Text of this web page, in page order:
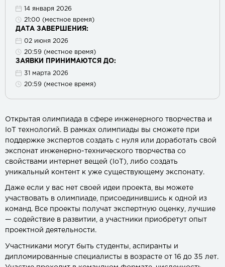
14 января 2026
21:00 (местное время)
ДАТА ЗАВЕРШЕНИЯ:
02 июня 2026
20:59 (местное время)
ЗАЯВКИ ПРИНИМАЮТСЯ ДО:
31 марта 2026
20:59 (местное время)
Открытая олимпиада в сфере инженерного творчества и
IoT технологий. В рамках олимпиады вы сможете при
поддержке экспертов создать с нуля или доработать свой
экспонат инженерно-технического творчества со
свойствами интернет вещей (IoT), либо создать
уникальный контент к уже существующему экспонату.
Даже если у вас нет своей идеи проекта, вы можете
участвовать в олимпиаде, присоединившись к одной из
команд. Все проекты получат экспертную оценку, лучшие
— содействие в развитии, а участники приобретут опыт
проектной деятельности.
Участниками могут быть студенты, аспиранты и
дипломированные специалисты в возрасте от 16 до 35 лет.